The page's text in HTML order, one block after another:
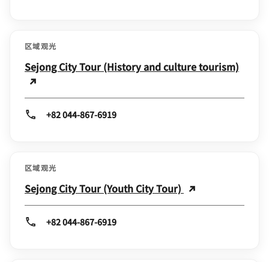
区域观光
Sejong City Tour (History and culture tourism)
+82 044-867-6919
区域观光
Sejong City Tour (Youth City Tour)
+82 044-867-6919